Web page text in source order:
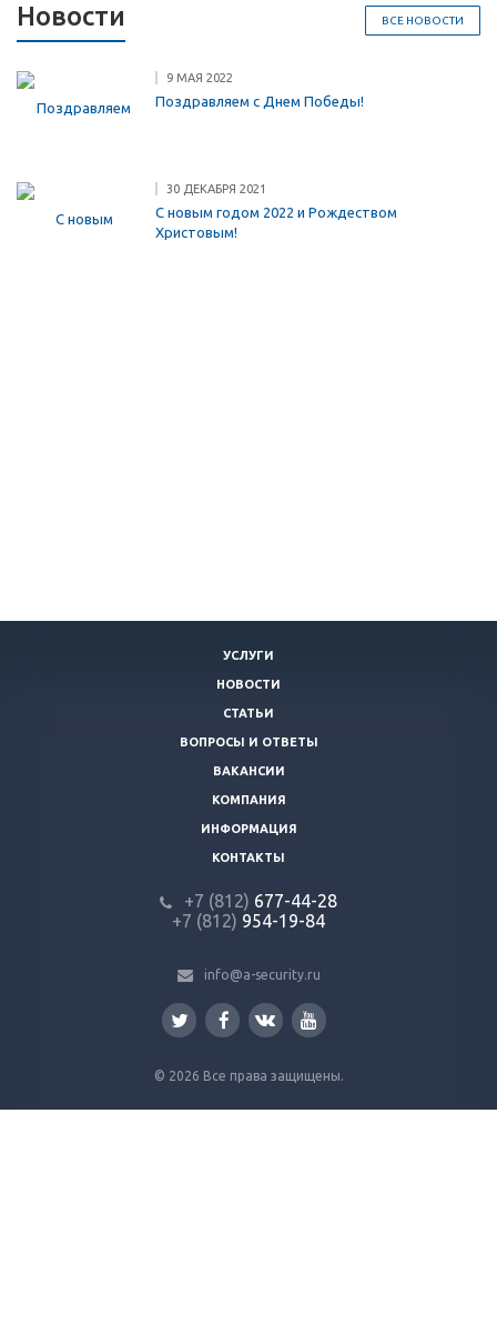
ВСЕ НОВОСТИ
Новости
9 МАЯ 2022
Поздравляем с Днем Победы!
30 ДЕКАБРЯ 2021
С новым годом 2022 и Рождеством
Христовым!
УСЛУГИ
НОВОСТИ
СТАТЬИ
ВОПРОСЫ И ОТВЕТЫ
ВАКАНСИИ
КОМПАНИЯ
ИНФОРМАЦИЯ
КОНТАКТЫ
+7 (812) 677-44-28
+7 (812) 954-19-84
info@a-security.ru
© 2026 Все права защищены.